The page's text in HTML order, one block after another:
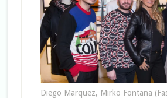
Diego Marquez, Mirko Fontana